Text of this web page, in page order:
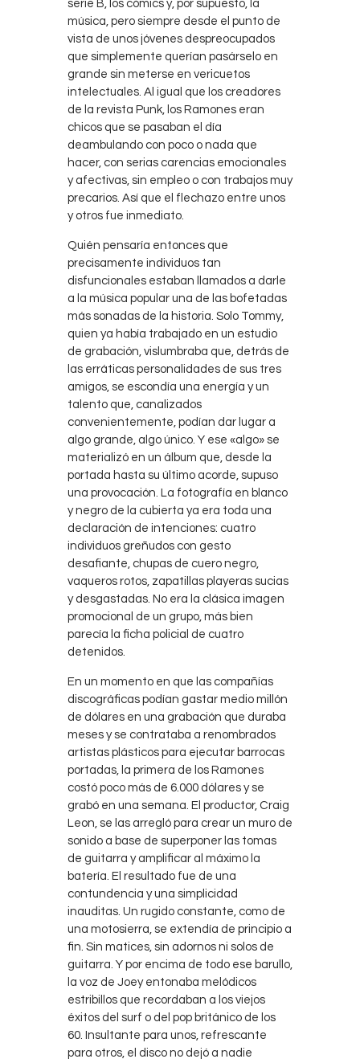
serie B, los cómics y, por supuesto, la
música, pero siempre desde el punto de
vista de unos jóvenes despreocupados
que simplemente querían pasárselo en
grande sin meterse en vericuetos
intelectuales. Al igual que los creadores
de la revista Punk, los Ramones eran
chicos que se pasaban el día
deambulando con poco o nada que
hacer, con serias carencias emocionales
y afectivas, sin empleo o con trabajos muy
precarios. Así que el flechazo entre unos
y otros fue inmediato.
Quién pensaría entonces que
precisamente individuos tan
disfuncionales estaban llamados a darle
a la música popular una de las bofetadas
más sonadas de la historia. Solo Tommy,
quien ya había trabajado en un estudio
de grabación, vislumbraba que, detrás de
las erráticas personalidades de sus tres
amigos, se escondía una energía y un
talento que, canalizados
convenientemente, podían dar lugar a
algo grande, algo único. Y ese «algo» se
materializó en un álbum que, desde la
portada hasta su último acorde, supuso
una provocación. La fotografía en blanco
y negro de la cubierta ya era toda una
declaración de intenciones: cuatro
individuos greñudos con gesto
desafiante, chupas de cuero negro,
vaqueros rotos, zapatillas playeras sucias
y desgastadas. No era la clásica imagen
promocional de un grupo, más bien
parecía la ficha policial de cuatro
detenidos.
En un momento en que las compañías
discográficas podían gastar medio millón
de dólares en una grabación que duraba
meses y se contrataba a renombrados
artistas plásticos para ejecutar barrocas
portadas, la primera de los Ramones
costó poco más de 6.000 dólares y se
grabó en una semana. El productor, Craig
Leon, se las arregló para crear un muro de
sonido a base de superponer las tomas
de guitarra y amplificar al máximo la
batería. El resultado fue de una
contundencia y una simplicidad
inauditas. Un rugido constante, como de
una motosierra, se extendía de principio a
fin. Sin matices, sin adornos ni solos de
guitarra. Y por encima de todo ese barullo,
la voz de Joey entonaba melódicos
estribillos que recordaban a los viejos
éxitos del surf o del pop británico de los
60. Insultante para unos, refrescante
para otros, el disco no dejó a nadie